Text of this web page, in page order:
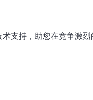
支持，助您在竞争激